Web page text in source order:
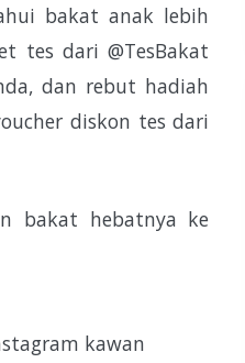
bakat anak lebih
tes dari @TesBakat
dan rebut hadiah
diskon tes dari
bakat hebatnya ke
kawan